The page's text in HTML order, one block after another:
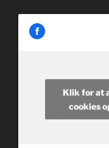
Klik for at
cookies